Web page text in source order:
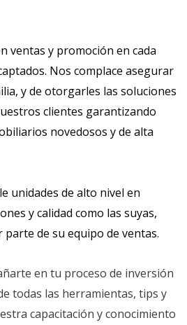
ventas y promoción en cada
Nos complace asegurar
y de otorgarles las soluciones
clientes garantizando
novedosos y de alta
unidades de alto nivel en
y calidad como las suyas,
de su equipo de ventas.
en tu proceso de inversión
todas las herramientas, tips y
capacitación y conocimiento